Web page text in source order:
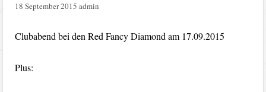
18 September 2015 admin
Clubabend bei den Red Fancy Diamond am 17.09.2015
Plus: